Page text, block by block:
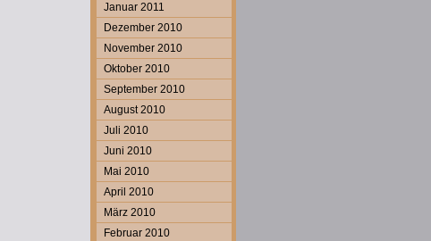
Januar 2011
Dezember 2010
November 2010
Oktober 2010
September 2010
August 2010
Juli 2010
Juni 2010
Mai 2010
April 2010
März 2010
Februar 2010